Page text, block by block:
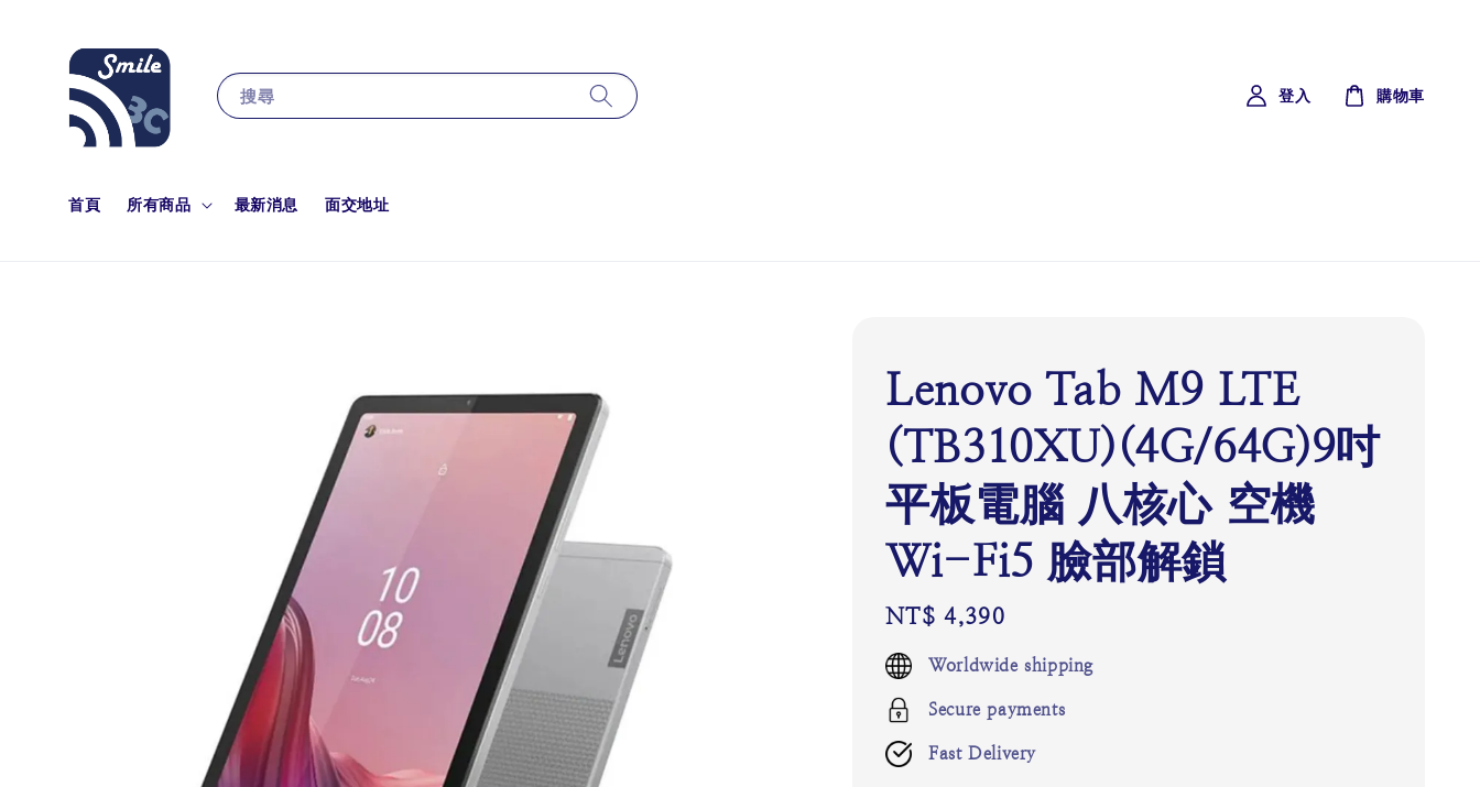
搜尋
首頁 所有商品 最新消息 面交地址
登入 購物車
Lenovo Tab M9 LTE
(TB310XU)(4G/64G)9吋
平板電腦 八核心 空機
Wi-Fi5 臉部解鎖
Regular
price
NT$ 4,390
Worldwide shipping
Secure payments
Fast Delivery